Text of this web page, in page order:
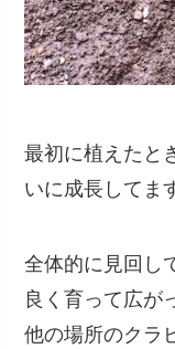
最初に植えたと
いに成長してま
全体的に見回し
良く育って広が
他の場所のクラ